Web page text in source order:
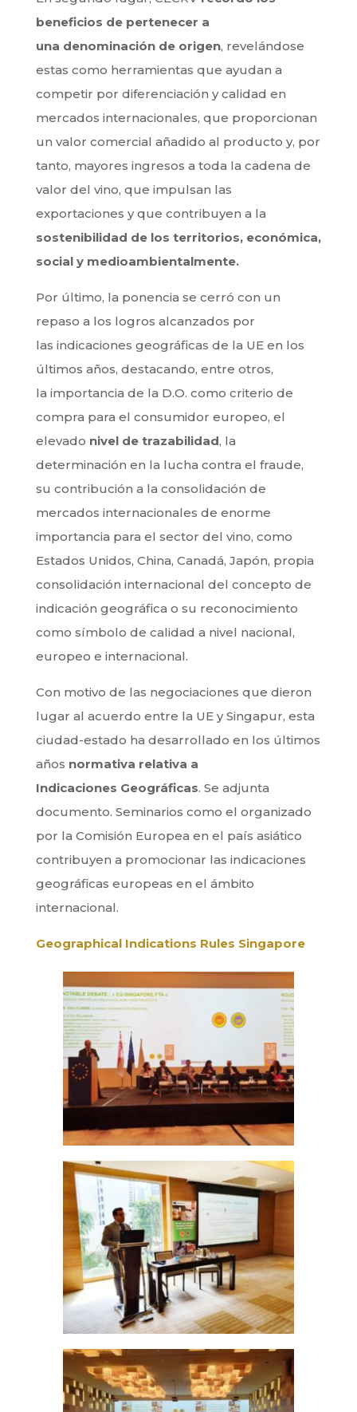
beneficios de pertenecer a
una denominación de origen, revelándose
estas como herramientas que ayudan a
competir por diferenciación y calidad en
mercados internacionales, que proporcionan
un valor comercial añadido al producto y, por
tanto, mayores ingresos a toda la cadena de
valor del vino, que impulsan las
exportaciones y que contribuyen a la
sostenibilidad de los territorios, económica,
social y medioambientalmente.
Por último, la ponencia se cerró con un
repaso a los logros alcanzados por
las indicaciones geográficas de la UE en los
últimos años, destacando, entre otros,
la importancia de la D.O. como criterio de
compra para el consumidor europeo, el
elevado nivel de trazabilidad, la
determinación en la lucha contra el fraude,
su contribución a la consolidación de
mercados internacionales de enorme
importancia para el sector del vino, como
Estados Unidos, China, Canadá, Japón, propia
consolidación internacional del concepto de
indicación geográfica o su reconocimiento
como símbolo de calidad a nivel nacional,
europeo e internacional.
Con motivo de las negociaciones que dieron
lugar al acuerdo entre la UE y Singapur, esta
ciudad-estado ha desarrollado en los últimos
años normativa relativa a
Indicaciones Geográficas. Se adjunta
documento. Seminarios como el organizado
por la Comisión Europea en el país asiático
contribuyen a promocionar las indicaciones
geográficas europeas en el ámbito
internacional.
Geographical Indications Rules Singapore